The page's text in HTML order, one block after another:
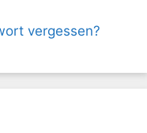
vergessen?